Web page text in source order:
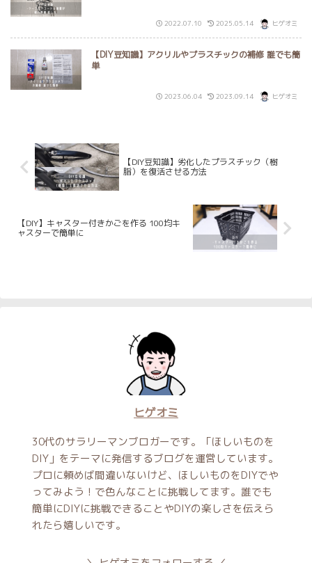
2022.07.10 2025.05.14 ヒゲオミ
【DIY豆知識】アクリルやプラスチックの補修 誰でも簡
単
2023.06.04 2023.09.14 ヒゲオミ
【DIY豆知識】劣化したプラスチック（樹
脂）を復活させる方法
【DIY】キャスター付きかごを作る 100均キ
ャスターで簡単に
ヒゲオミ
30代のサラリーマンブロガーです。「ほしいものを
DIY」をテーマに発信するブログを運営しています。
プロに頼めば間違いないけど、ほしいものをDIYでや
ってみよう！で色んなことに挑戦してます。誰でも
簡単にDIYに挑戦できることやDIYの楽しさを伝えら
れたら嬉しいです。